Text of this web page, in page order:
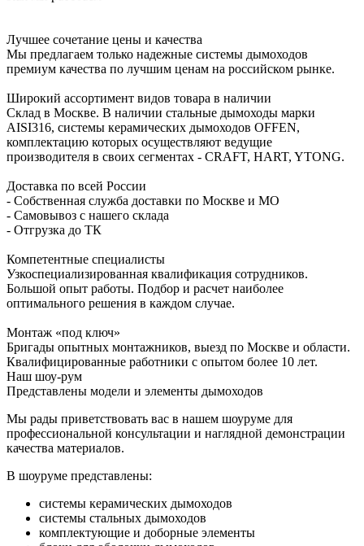
Лучшее сочетание цены и качества
Мы предлагаем только надежные системы дымоходов
премиум качества по лучшим ценам на российском рынке.
Широкий ассортимент видов товара в наличии
Склад в Москве. В наличии стальные дымоходы марки
AISI316, системы керамических дымоходов OFFEN,
комплектацию которых осуществляют ведущие
производителя в своих сегментах - CRAFT, HART, YTONG.
Доставка по всей России
- Собственная служба доставки по Москве и МО
- Самовывоз с нашего склада
- Отгрузка до ТК
Компетентные специалисты
Узкоспециализированная квалификация сотрудников.
Большой опыт работы. Подбор и расчет наиболее
оптимального решения в каждом случае.
Монтаж «под ключ»
Бригады опытных монтажников, выезд по Москве и области.
Квалифицированные работники с опытом более 10 лет.
Наш шоу-рум
Представлены модели и элементы дымоходов
Мы рады приветствовать вас в нашем шоуруме для
профессиональной консультации и наглядной демонстрации
качества материалов.
В шоуруме представлены:
системы керамических дымоходов
системы стальных дымоходов
комплектующие и доборные элементы